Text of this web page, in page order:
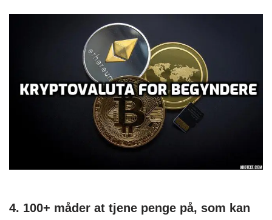
4. 100+ måder at tjene penge på, som kan